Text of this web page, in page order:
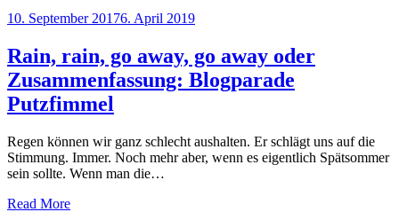
Posted
10. September 20176. April 2019
Rain, rain, go away, go away oder
Zusammenfassung: Blogparade
Putzfimmel
Regen können wir ganz schlecht aushalten. Er schlägt uns auf die
Stimmung. Immer. Noch mehr aber, wenn es eigentlich Spätsommer
sein sollte. Wenn man die…
Read More